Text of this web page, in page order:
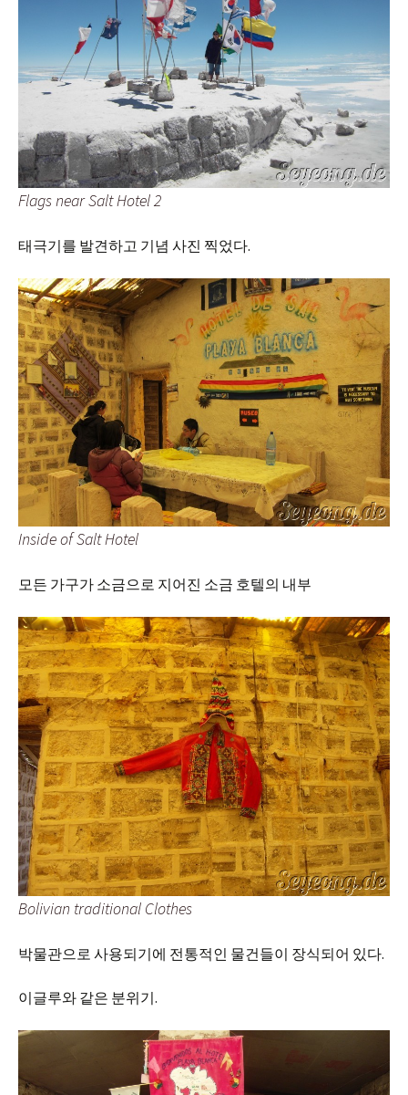
Flags near Salt Hotel 2
태극기를 발견하고 기념 사진 찍었다.
Inside of Salt Hotel
모든 가구가 소금으로 지어진 소금 호텔의 내부
Bolivian traditional Clothes
박물관으로 사용되기에 전통적인 물건들이 장식되어 있다.
이글루와 같은 분위기.